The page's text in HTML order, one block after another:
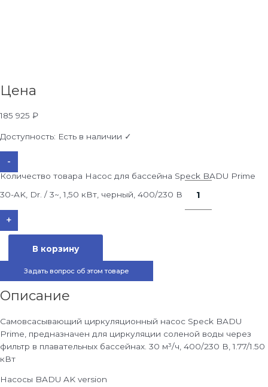
Цена
185 925 ₽
Доступность: Есть в наличии ✓
-
Количество товара Насос для бассейна Speck BADU Prime
30-AK, Dr. / 3~, 1,50 кВт, черный, 400/230 В
+
В корзину
Задать вопрос об этом товаре
Описание
Самовсасывающий циркуляционный насос Speck BADU
Prime, предназначен для циркуляции соленой воды через
фильтр в плавательных бассейнах. 30 м³/ч, 400/230 В, 1.77/1.50
кВт
Насосы BADU AK version